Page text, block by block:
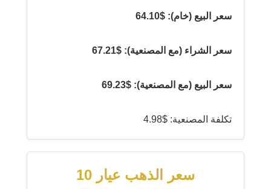
سعر البيع (خام): $64.10
سعر الشراء (مع المصنعية): $67.21
سعر البيع (مع المصنعية): $69.23
تكلفة المصنعية: $4.98
سعر الذهب عيار 10